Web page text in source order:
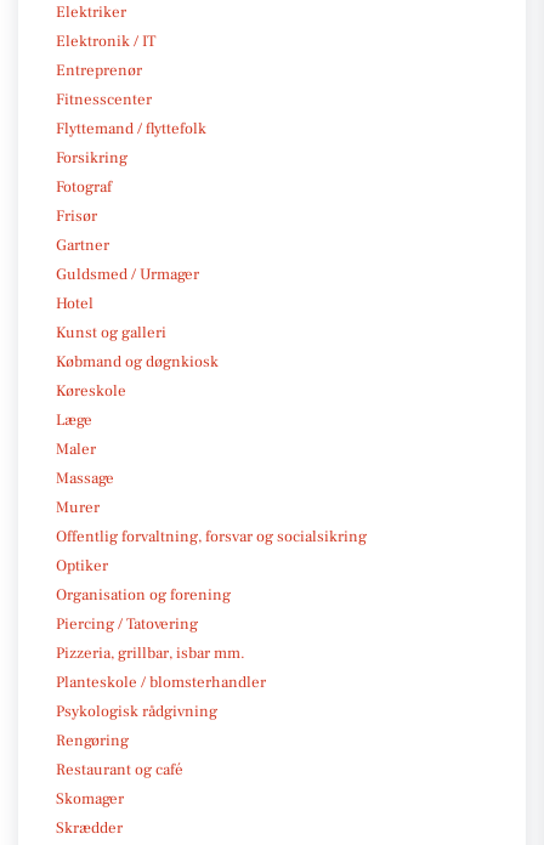
Elektriker
Elektronik / IT
Entreprenør
Fitnesscenter
Flyttemand / flyttefolk
Forsikring
Fotograf
Frisør
Gartner
Guldsmed / Urmager
Hotel
Kunst og galleri
Købmand og døgnkiosk
Køreskole
Læge
Maler
Massage
Murer
Offentlig forvaltning, forsvar og socialsikring
Optiker
Organisation og forening
Piercing / Tatovering
Pizzeria, grillbar, isbar mm.
Planteskole / blomsterhandler
Psykologisk rådgivning
Rengøring
Restaurant og café
Skomager
Skrædder